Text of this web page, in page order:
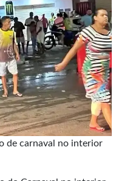
de carnaval no interior